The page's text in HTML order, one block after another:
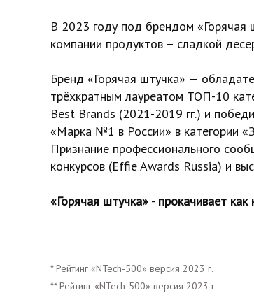
В 2023 году под брендом «Горячая
компании продуктов – сладкой
Бренд «Горячая штучка» —
трёхкратным лауреатом ТОП-10
Best Brands (2021-2019 гг.) и
«Марка №1 в России» в категории
Признание профессионального
конкурсов (Effie Awards Russia) и
«Горячая штучка» - прокачивает как
* Рейтинг «NTech-500» версия 2023 г.
** Рейтинг «NTech-500» версия 2023 г.